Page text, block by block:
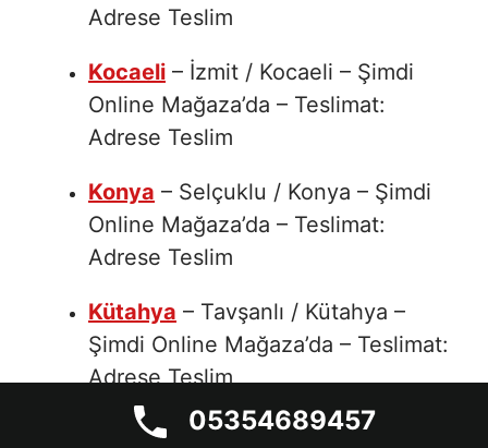
Adrese Teslim
Kocaeli – İzmit / Kocaeli – Şimdi
Online Mağaza’da – Teslimat:
Adrese Teslim
Konya – Selçuklu / Konya – Şimdi
Online Mağaza’da – Teslimat:
Adrese Teslim
Kütahya – Tavşanlı / Kütahya –
Şimdi Online Mağaza’da – Teslimat:
Adrese Teslim
Malatya – Yeşilyurt / Malatya –
05354689457